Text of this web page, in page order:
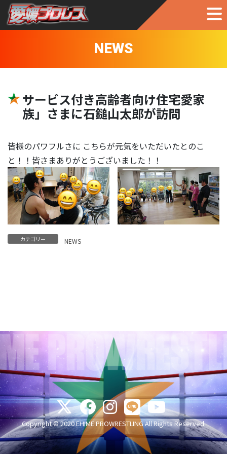
NEWS
サービス付き高齢者向け住宅愛家
族」さまに石鎚山太郎が訪問
皆様のパワフルさに こちらが元気をいただいたとのこ
と！！皆さまありがとうございました！！
カテゴリー NEWS
Copyright © 2020 EHIME PROWRESTLING All Rights Reserved.